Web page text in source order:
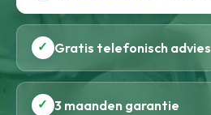
✓ Gratis telefonisch advies
✓ 3 maanden garantie